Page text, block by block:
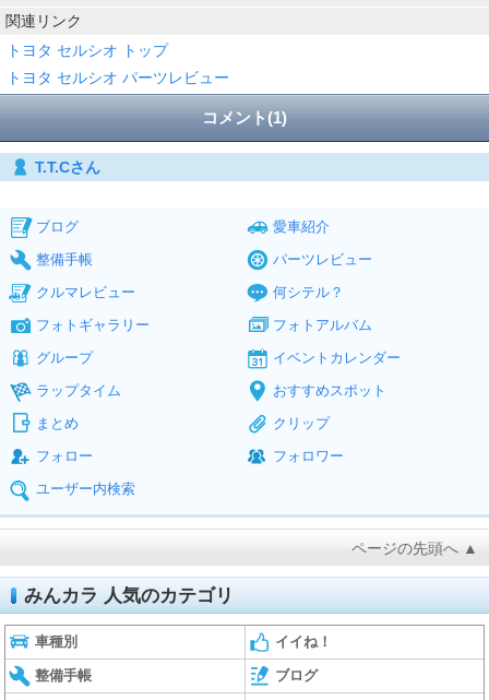
関連リンク
トヨタ セルシオ トップ
トヨタ セルシオ パーツレビュー
コメント(1)
T.T.Cさん
ブログ
愛車紹介
整備手帳
パーツレビュー
クルマレビュー
何シテル？
フォトギャラリー
フォトアルバム
グループ
イベントカレンダー
ラップタイム
おすすめスポット
まとめ
クリップ
フォロー
フォロワー
ユーザー内検索
ページの先頭へ ▲
みんカラ 人気のカテゴリ
車種別 イイね！
整備手帳 ブログ